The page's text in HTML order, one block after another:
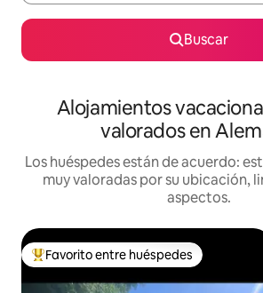
Buscar
Alojamientos
valorados en
Los huéspedes están de acuerdo:
muy valoradas por su ubicación,
aspectos.
Favorito entre huéspedes preferido
Favorito entre huéspedes